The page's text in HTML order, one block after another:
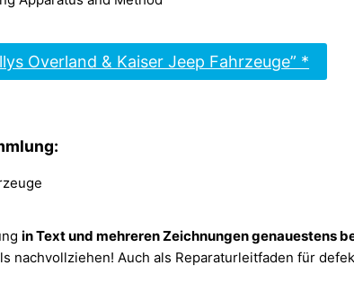
Overland & Kaiser Jeep Fahrzeuge” *
in Text und mehreren Zeichnungen genauestens
nachvollziehen! Auch als Reparaturleitfaden für